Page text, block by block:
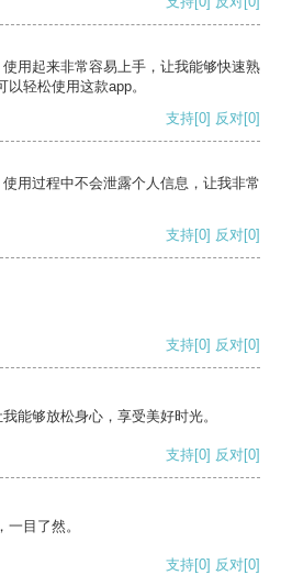
用起来非常容易上手，让我能够快速熟
轻松使用这款app。
支持[0] 反对[0]
用过程中不会泄露个人信息，让我非常
支持[0] 反对[0]
支持[0] 反对[0]
能够放松身心，享受美好时光。
支持[0] 反对[0]
目了然。
支持[0] 反对[0]